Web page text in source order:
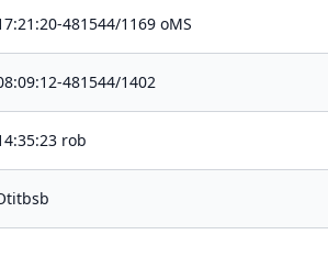
481544/1169 oMS
481544/1402
rob